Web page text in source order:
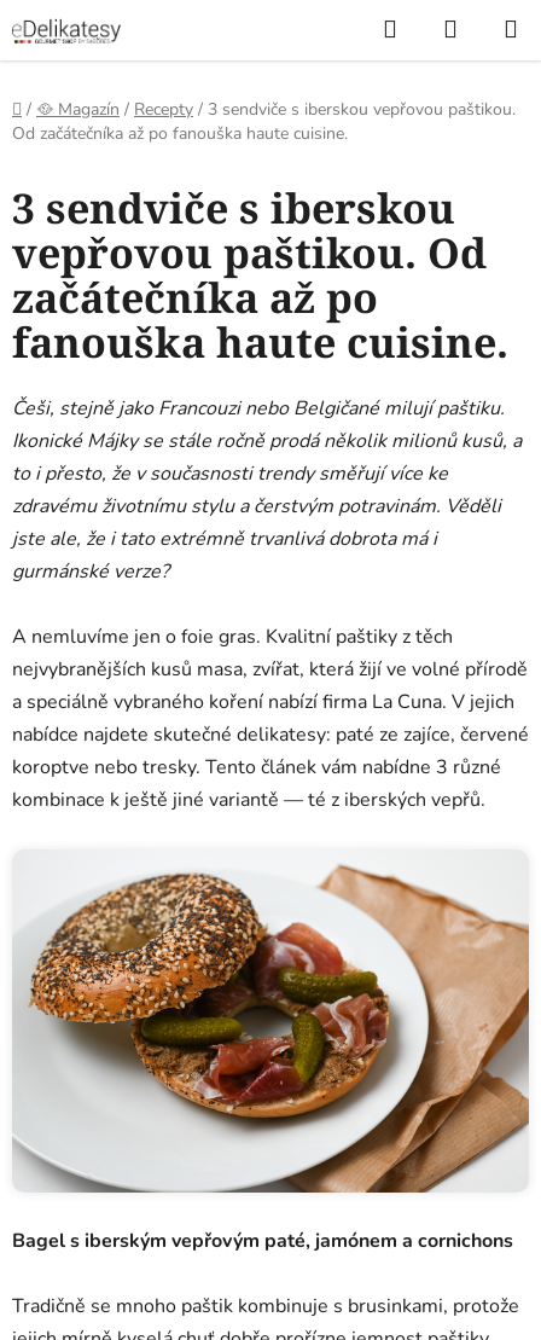
na
obsah
Hledat
KOŠÍK
Domů
/ 🥘 Magazín / Recepty / 3 sendviče s iberskou vepřovou paštikou.
Od začátečníka až po fanouška haute cuisine.
3 sendviče s iberskou
vepřovou paštikou. Od
začátečníka až po
fanouška haute cuisine.
Češi, stejně jako Francouzi nebo Belgičané milují paštiku.
Ikonické Májky se stále ročně prodá několik milionů kusů, a
to i přesto, že v současnosti trendy směřují více ke
zdravému životnímu stylu a čerstvým potravinám. Věděli
jste ale, že i tato extrémně trvanlivá dobrota má i
gurmánské verze?
A nemluvíme jen o foie gras. Kvalitní paštiky z těch
nejvybranějších kusů masa, zvířat, která žijí ve volné přírodě
a speciálně vybraného koření nabízí firma La Cuna. V jejich
nabídce najdete skutečné delikatesy: paté ze zajíce, červené
koroptve nebo tresky. Tento článek vám nabídne 3 různé
kombinace k ještě jiné variantě — té z iberských vepřů.
Bagel s iberským vepřovým paté, jamónem a cornichons
Tradičně se mnoho paštik kombinuje s brusinkami, protože